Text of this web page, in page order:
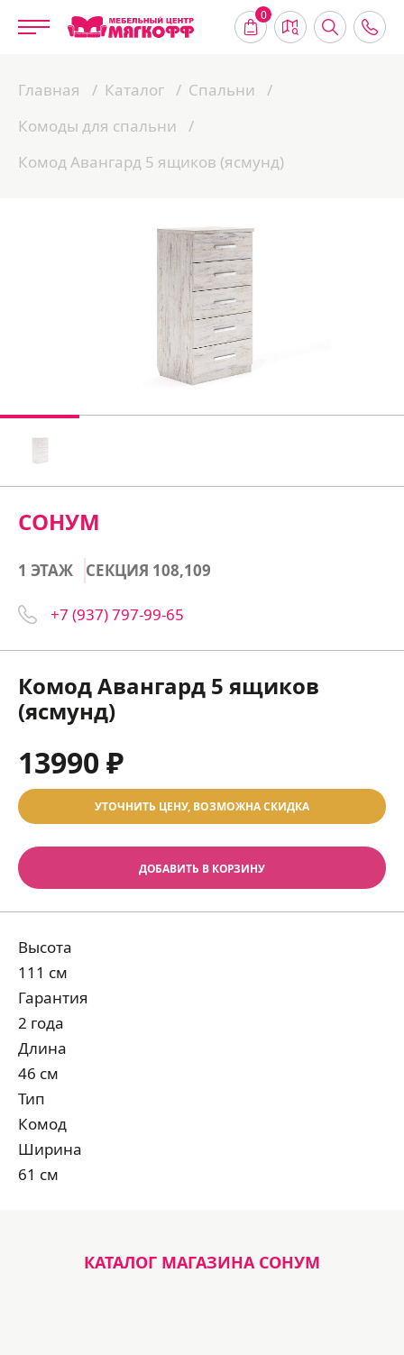
0
Главная Каталог
Спальни
Комоды для спальни
Комод Авангард 5 ящиков (ясмунд)
СОНУМ
1 ЭТАЖ СЕКЦИЯ 108,109
+7 (937) 797-99-65
Комод Авангард 5 ящиков
(ясмунд)
13990 ₽
УТОЧНИТЬ ЦЕНУ, ВОЗМОЖНА СКИДКА
ДОБАВИТЬ В КОРЗИНУ
Высота
111 см
Гарантия
2 года
Длина
46 см
Тип
Комод
Ширина
61 см
КАТАЛОГ МАГАЗИНА СОНУМ